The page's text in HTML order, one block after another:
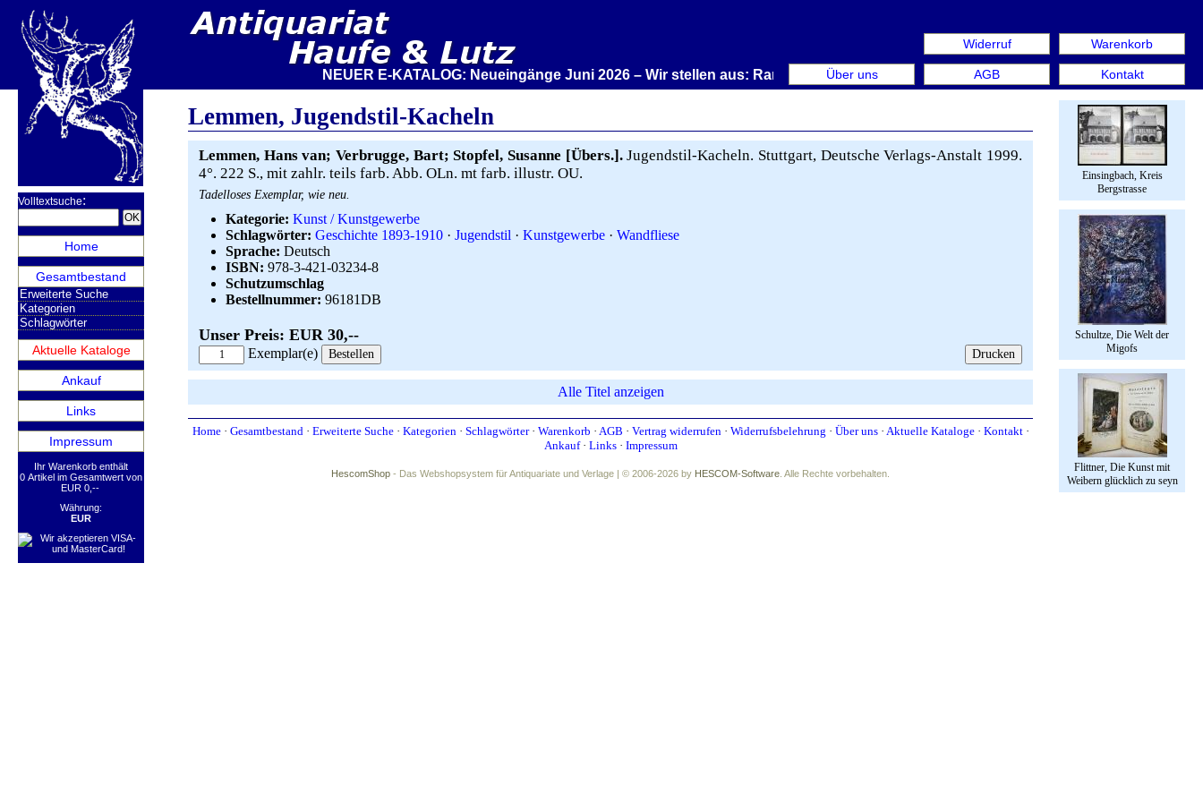
Warenkorb
Kontakt
Widerruf
AGB
Über uns
NEUER E-KATALOG: Neueingänge Juni 2026 – Wir stellen aus: Rare Book Week Berlin. Internationale Messe für Bücher &
Volltextsuche:
Home
Gesamtbestand
Erweiterte Suche
Kategorien
Schlagwörter
Aktuelle Kataloge
Ankauf
Links
Impressum
Ihr Warenkorb enthält
0 Artikel im Gesamtwert von
EUR 0,--
Währung:
EUR
Einsingbach, Kreis
Bergstrasse
Schultze, Die Welt der
Migofs
Flittner, Die Kunst mit
Weibern glücklich zu seyn
Lemmen, Jugendstil-Kacheln
Lemmen, Hans van; Verbrugge, Bart; Stopfel, Susanne [Übers.].Jugendstil-Kacheln. Stuttgart, Deutsche Verlags-Anstalt 1999.
4°. 222 S., mit zahlr. teils farb. Abb. OLn. mt farb. illustr. OU.
Tadelloses Exemplar, wie neu.
Kategorie: Kunst / Kunstgewerbe
Schlagwörter: Geschichte 1893-1910 · Jugendstil · Kunstgewerbe · Wandfliese
Sprache: Deutsch
ISBN: 978-3-421-03234-8
Schutzumschlag
Bestellnummer: 96181DB
Unser Preis: EUR 30,--
Exemplar(e)
Alle Titel anzeigen
Home· Gesamtbestand· Erweiterte Suche· Kategorien· Schlagwörter· Warenkorb · AGB · Vertrag widerrufen· Widerrufsbelehrung · Über uns· Aktuelle Kataloge· Kontakt·
Ankauf· Links· Impressum
HescomShop - Das Webshopsystem für Antiquariate und Verlage | © 2006-2026 by HESCOM-Software . Alle Rechte vorbehalten.